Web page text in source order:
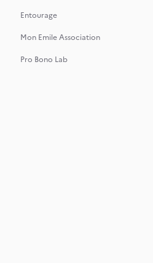
Entourage
Mon Emile Association
Pro Bono Lab